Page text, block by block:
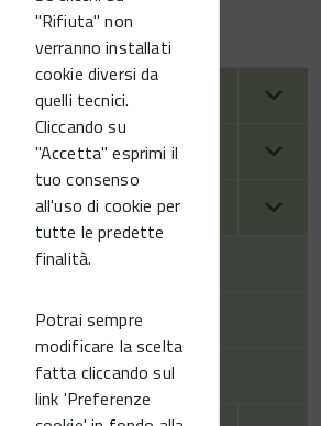
"Rifiuta" non
verranno installati
cookie diversi da
quelli tecnici.
Cliccando su
"Accetta" esprimi il
tuo consenso
all'uso di cookie per
tutte le predette
finalità.
Potrai sempre
modificare la scelta
fatta cliccando sul
link 'Preferenze
territorio
Veneto